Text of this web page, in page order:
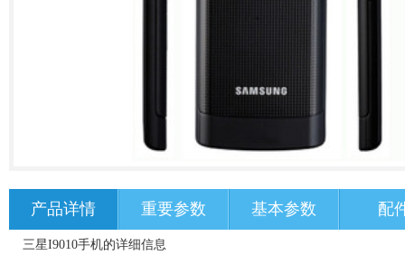
产品详情 重要参数 基本参数 配
三星I9010手机的详细信息